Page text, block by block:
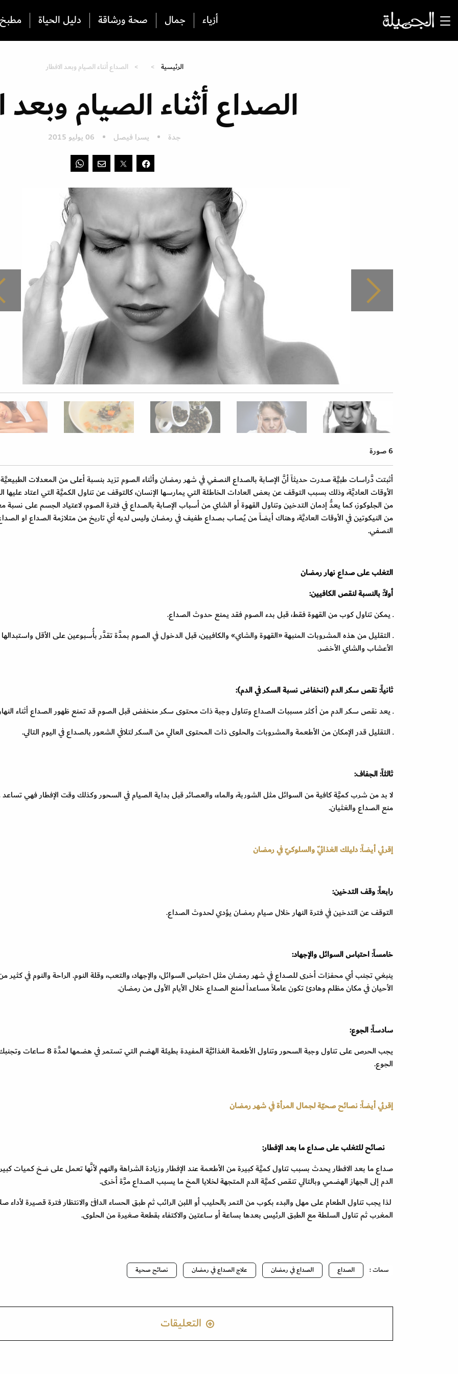
أزياء جمال صحة ورشاقة دليل الحياة
الرئيسية الصداع أثناء الصيام وبعد الافطار
الصداع أثناء الصيام وبعد
جدة يسرا فيصل 06 يوليو 2015
6 صورة
أثبتت دَّراسات طبيَّة صدرت حديثاً أنَّ الإصابة بالصداع النصفي في شهر رمضان وأثناء الصوم تزيد بنسبة أعلى من المعدلات
الأوقات العاديَّة، وذلك بسبب التوقف عن بعض العادات الخاطئة التي يمارسها الإنسان، كالتوقف عن تناول الكميَّة التي اعتاد عليها
من الجلوكوز، كما يعدُّ إدمان التدخين وتناول القهوة أو الشاي من أسباب الإصابة بالصداع في فترة الصوم، لاعتياد الجسم على نسبة
من النيكوتين في الأوقات العاديَّة، وهناك أيضاً من يُصاب بصداع طفيف في رمضان وليس لديه أي تاريخ من متلازمة الصداع او
النصفي.
التغلب على صداع نهار رمضان
أولاً: بالنسبة لنقص الكافيين:
ـ يمكن تناول كوب من القهوة فقط، قبل بدء الصوم فقد يمنع حدوث الصداع.
ـ التقليل من هذه المشروبات المنبهة «القهوة والشاي» والكافيين، قبل الدخول في الصوم بمدَّة تقدَّر بأُسبوعين على الأقل
الأعشاب والشاي الأخضر.
ثانياً: نقص سكر الدم (انخفاض نسبة السكر في الدم):
ـ يعد نقص سكر الدم من أكثر مسببات الصداع وتناول وجبة ذات محتوى سكر منخفض قبل الصوم قد تمنع ظهور الصداع أثناء
ـ التقليل قدر الإمكان من الأطعمة والمشروبات والحلوى ذات المحتوى العالي من السكر لتلافي الشعور بالصداع في اليوم التالي.
ثالثاً: الجفاف:
لا بد من شرب كميَّة كافية من السوائل مثل الشوربة، والماء، والعصائر قبل بداية الصيام في السحور وكذلك وقت الإفطار فهي
منع الصداع والغثيان.
إقرئي أيضاً: دليلك الغذائيّ والسلوكيّ في رمضان
رابعاً: وقف التدخين:
التوقف عن التدخين في فترة النهار خلال صيام رمضان يؤدي لحدوث الصداع.
خامساً: احتباس السوائل والإجهاد:
ينبغي تجنب أي محفزات أخرى للصداع في شهر رمضان مثل احتباس السوائل، والإجهاد، والتعب، وقلة النوم. الراحة والنوم في كثير
الأحيان في مكان مظلم وهادئ تكون عاملاً مساعداً لمنع الصداع خلال الأيام الأولى من رمضان.
سادساً: الجوع:
يجب الحرص على تناول وجبة السحور وتناول الأطعمة الغذائيَّة المفيدة بطيئة الهضم التي تستمر في هضمها لمدَّة 8
الجوع.
إقرئي أيضاً: نصائح صحيّة لجمال المرأة في شهر رمضان
نصائح للتغلب على صداع ما بعد الإفطار:
صداع ما بعد الافطار يحدث بسبب تناول كميَّة كبيرة من الأطعمة عند الإفطار وزيادة الشراهة والنهم لأنَّها تعمل على ضخ كميات
الدم إلى الجهاز الهضمي وبالتالي تنقص كميَّة الدم المتجهة لخلايا المخ ما يسبب الصداع مرَّة أخرى.
لذا يجب تناول الطعام على مهل والبدء بكوب من التمر بالحليب أو اللبن الرائب ثم طبق الحساء الدافئ والانتظار فترة قصيرة لأداء
المغرب ثم تناول السلطة مع الطبق الرئيس بعدها بساعة أو ساعتين والاكتفاء بقطعة صغيرة من الحلوى.
سمات : الصداع الصداع في رمضان علاج الصداع في رمضان نصائح صحية
التعليقات